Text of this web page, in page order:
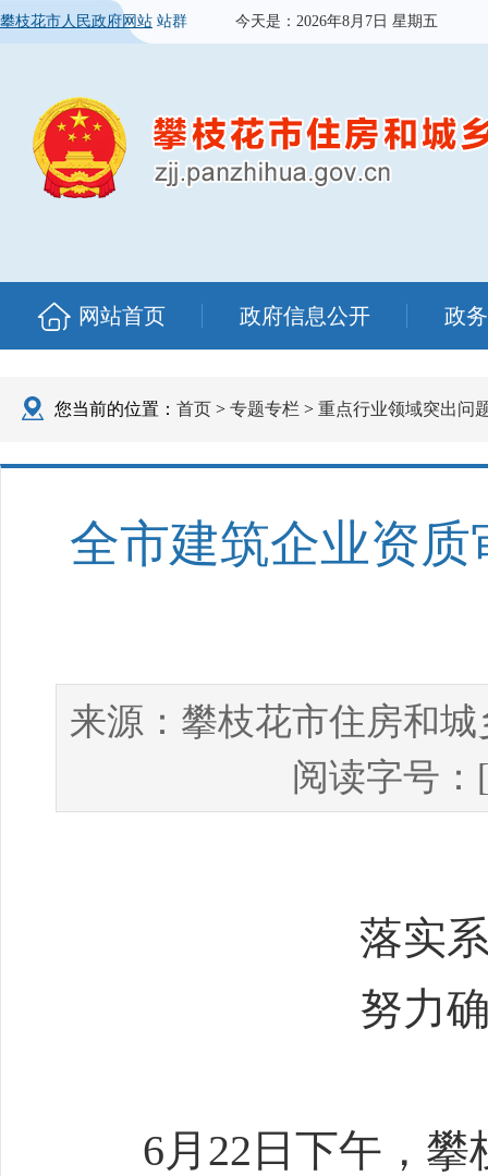
攀枝花市人民政府网站 站群 今天是： 2026年8月7日 星期五
网站首页 政府信息公开 政
您当前的位置： 首页 > 专题专栏 > 重点行业领域突出问
全市建筑企业资
来源： 攀枝花市住房和
阅读字号
落实
努力
6月22日下午，攀